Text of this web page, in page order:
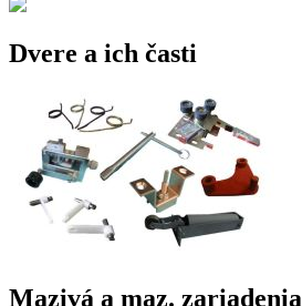
Dvere a ich časti
Mazivá a maz. zariadenia